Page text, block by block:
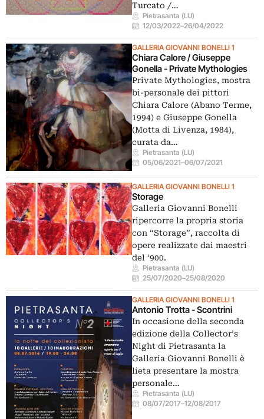
Turcato /…
Pietrasanta (LU)
12/03/2022–26/04/2022
GALLERIA GIOVANNI BONELLI 1
Chiara Calore / Giuseppe
Gonella - Private Mythologies
Private Mythologies, mostra
bi-personale dei pittori
Chiara Calore (Abano Terme,
1994) e Giuseppe Gonella
(Motta di Livenza, 1984),
curata da…
Pietrasanta (LU)
05/06/2021–06/07/2021
GALLERIA GIOVANNI BONELLI 1
Storage
Galleria Giovanni Bonelli
ripercorre la propria storia
con “Storage”, raccolta di
opere realizzate dai maestri
del ‘900.
Pietrasanta (LU)
25/07/2020–25/08/2020
GALLERIA GIOVANNI BONELLI 1
Antonio Trotta - Scontrini
In occasione della seconda
edizione della Collector’s
Night di Pietrasanta la
Galleria Giovanni Bonelli è
lieta presentare la mostra
personale…
Pietrasanta (LU)
08/07/2017–12/08/2017